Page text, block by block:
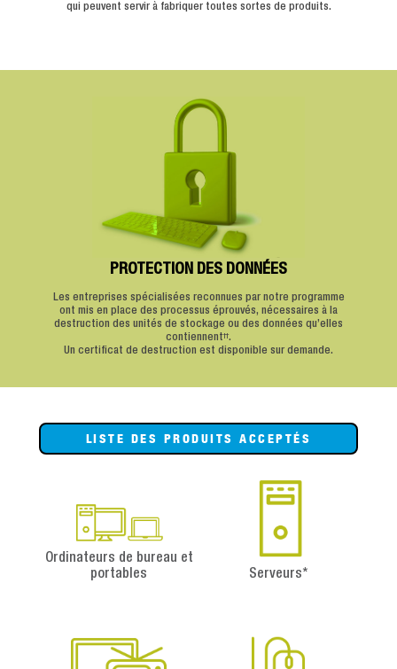
qui peuvent servir à fabriquer toutes sortes de produits.
PROTECTION DES DONNÉES
Les entreprises spécialisées reconnues par notre programme
ont mis en place des processus éprouvés, nécessaires à la
destruction des unités de stockage ou des données qu’elles
contiennent††.
Un certificat de destruction est disponible sur demande.
LISTE DES PRODUITS ACCEPTÉS
Ordinateurs de bureau et
portables
Serveurs*